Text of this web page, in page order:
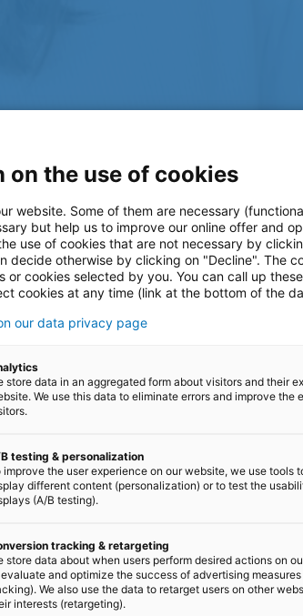
– ein
erleben!
und
on the use of cookies
website. Some of them are necessary
but help us to improve our online offer and
use of cookies that are not necessary by
decide otherwise by clicking on "Decline". The
or cookies selected by you. You can call up
cookies at any time (link at the bottom of the
our data privacy page
store data in an aggregated form about visitors and their
We use this data to eliminate errors and improve the
testing & personalization
improve the user experience on our website, we use tools
different content (personalization) or to test the
(A/B testing).
tracking & retargeting
store data about when users perform desired actions on
and optimize the success of advertising
We also use the data to retarget users on other
interests (retargeting).